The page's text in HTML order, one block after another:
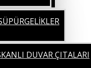
DUVAR ÇITALARI